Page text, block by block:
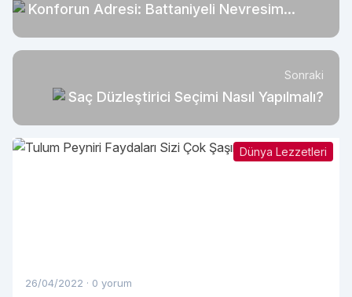
Konforun Adresi: Battaniyeli Nevresim
Sonraki
Saç Düzleştirici Seçimi Nasıl Yapılmalı?
Dünya Lezzetleri
26/04/2022 · 0 yorum